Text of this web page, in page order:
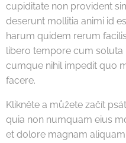
cupiditate non provident
deserunt mollitia animi id
harum quidem rerum
libero tempore cum soluta
cumque nihil impedit quo
facere.
Klikněte a můžete začít
quia non numquam eius
et dolore magnam